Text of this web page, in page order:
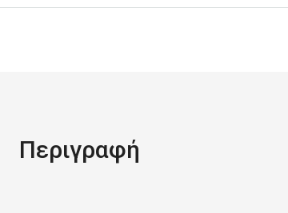
Περιγραφή